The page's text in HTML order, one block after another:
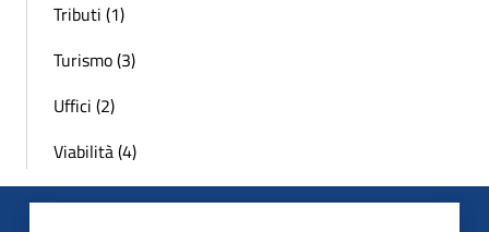
Tributi (1)
Turismo (3)
Uffici (2)
Viabilità (4)